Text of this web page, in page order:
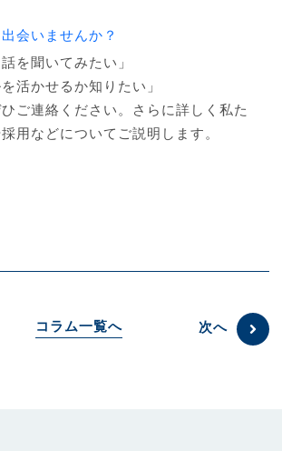
会いませんか？
を聞いてみたい」
活かせるか知りたい」
ご連絡ください。さらに詳しく私た
用などについてご説明します。
次へ
コラム一覧へ